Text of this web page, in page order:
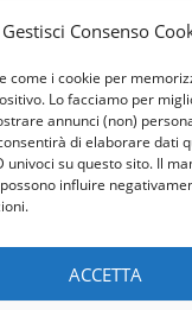
Gestisci Consenso
come i cookie per
Lo facciamo per
annunci (non)
di elaborare dati
univoci su questo sito. Il
influire
ACCETTA
Trasporto pubblico
capolinea al terminal
giugno
15 Giugno 2023
Giochi Sportivi
Viterbo
Policy Cookie
Facebook
Instagram